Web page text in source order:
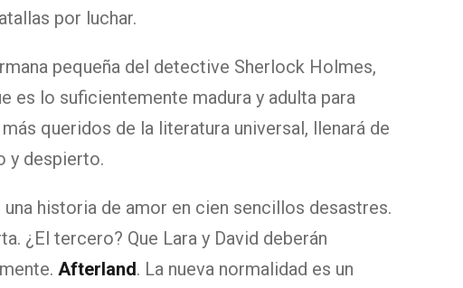
por luchar.
pequeña del detective Sherlock Holmes,
es lo suficientemente madura y adulta para
queridos de la literatura universal, llenará de
y despierto.
historia de amor en cien sencillos desastres.
¿El tercero? Que Lara y David deberán
Afterland. La nueva normalidad es un